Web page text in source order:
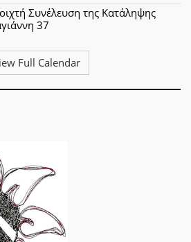
Συνέλευση της Κατάληψης
37
Full Calendar